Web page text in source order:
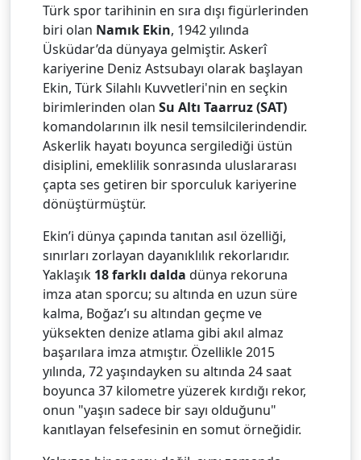
Türk spor tarihinin en sıra dışı figürlerinden
biri olan Namık Ekin, 1942 yılında
Üsküdar’da dünyaya gelmiştir. Askerî
kariyerine Deniz Astsubayı olarak başlayan
Ekin, Türk Silahlı Kuvvetleri'nin en seçkin
birimlerinden olan Su Altı Taarruz (SAT)
komandolarının ilk nesil temsilcilerindendir.
Askerlik hayatı boyunca sergilediği üstün
disiplini, emeklilik sonrasında uluslararası
çapta ses getiren bir sporculuk kariyerine
dönüştürmüştür.
Ekin’i dünya çapında tanıtan asıl özelliği,
sınırları zorlayan dayanıklılık rekorlarıdır.
Yaklaşık 18 farklı dalda dünya rekoruna
imza atan sporcu; su altında en uzun süre
kalma, Boğaz’ı su altından geçme ve
yüksekten denize atlama gibi akıl almaz
başarılara imza atmıştır. Özellikle 2015
yılında, 72 yaşındayken su altında 24 saat
boyunca 37 kilometre yüzerek kırdığı rekor,
onun "yaşın sadece bir sayı olduğunu"
kanıtlayan felsefesinin en somut örneğidir.